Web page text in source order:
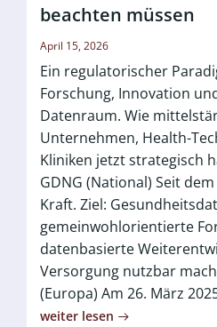
beachten müssen
April 15, 2026
Ein regulatorischer
Forschung, Innovation
Datenraum. Wie
Unternehmen, Health-
Kliniken jetzt strategisch
GDNG (National) Seit
Kraft. Ziel:
gemeinwohlorientierte
datenbasierte
Versorgung nutzbar
(Europa) Am 26. März
weiter lesen